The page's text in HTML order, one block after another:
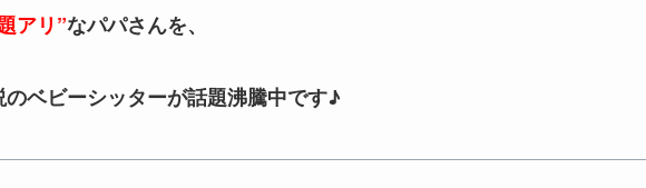
アリ”なパパさんを、
ベビーシッターが話題沸騰中です♪